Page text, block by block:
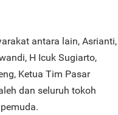
antara lain, Asrianti,
H Icuk Sugiarto,
Ketua Tim Pasar
dan seluruh tokoh